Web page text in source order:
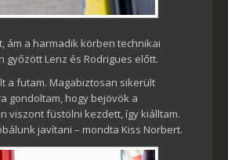
ám a harmadik körben technikai
győzött Lenz és Rodrigues előtt.
a futam. Magabiztosan sikerült
gondoltam, hogy bejövök a
viszont füstölni kezdett, így kiálltam.
javítani – mondta Kiss Norbert.